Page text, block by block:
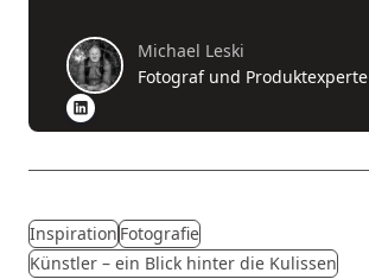
Michael Leski
Fotograf und Produktexperte
InspirationFotografie
Künstler – ein Blick hinter die Kulissen